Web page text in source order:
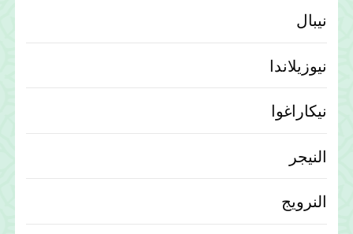
نيبال
نيوزيلاندا
نيكاراغوا
النيجر
النرويج